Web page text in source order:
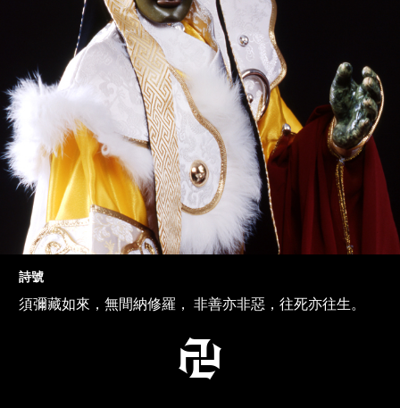
詩號
須彌藏如來，無間納修羅， 非善亦非惡，往死亦往生。